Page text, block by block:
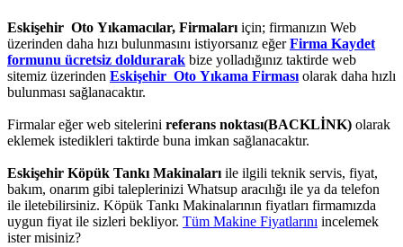
Eskişehir Oto Yıkamacılar, Firmalarıiçin; firmanızın Web
üzerinden daha hızı bulunmasını istiyorsanız eğerFirma Kaydet
formunu ücretsiz doldurarak bize yolladığınız taktirde web
sitemiz üzerinden Eskişehir Oto Yıkama Firmasıolarak daha hızlı
bulunması sağlanacaktır.
Firmalar eğer web sitelerini referans noktası(BACKLİNK) olarak
eklemek istedikleri taktirde buna imkan sağlanacaktır.
Eskişehir Köpük Tankı Makinalarıile ilgili teknik servis, fiyat,
bakım, onarım gibi taleplerinizi Whatsup aracılığı ile ya da telefon
ile iletebilirsiniz. Köpük Tankı Makinalarının fiyatları firmamızda
uygun fiyat ile sizleri bekliyor. Tüm Makine Fiyatlarını incelemek
ister misiniz?